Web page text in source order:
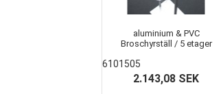
aluminium & PVC
Broschyrställ / 5 etager
6101505
2.143,08 SEK